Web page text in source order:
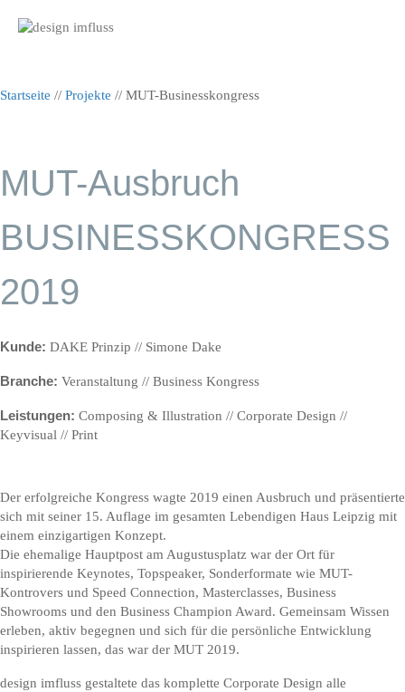
Startseite // Projekte // MUT-Businesskongress
MUT-Ausbruch
BUSINESSKONGRESS
2019
Kunde: DAKE Prinzip // Simone Dake
Branche: Veranstaltung // Business Kongress
Leistungen: Composing & Illustration // Corporate Design //
Keyvisual // Print
Der erfolgreiche Kongress wagte 2019 einen Ausbruch und präsentierte
sich mit seiner 15. Auflage im gesamten Lebendigen Haus Leipzig mit
einem einzigartigen Konzept.
Die ehemalige Hauptpost am Augustusplatz war der Ort für
inspirierende Keynotes, Topspeaker, Sonderformate wie MUT-
Kontrovers und Speed Connection, Masterclasses, Business
Showrooms und den Business Champion Award. Gemeinsam Wissen
erleben, aktiv begegnen und sich für die persönliche Entwicklung
inspirieren lassen, das war der MUT 2019.
design imfluss gestaltete das komplette Corporate Design alle